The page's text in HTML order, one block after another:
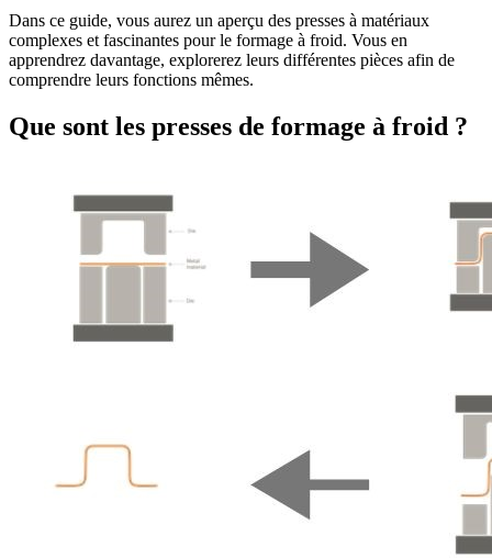
Dans ce guide, vous aurez un aperçu des presses à matériaux
complexes et fascinantes pour le formage à froid. Vous en
apprendrez davantage, explorerez leurs différentes pièces afin de
comprendre leurs fonctions mêmes.
Que sont les presses de formage à froid ?